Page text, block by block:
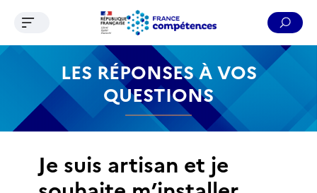
Contenu Recherche Menu Pied de page
Ouvrir le menu de navigation
LES RÉPONSES À VOS
QUESTIONS
Je suis artisan et je